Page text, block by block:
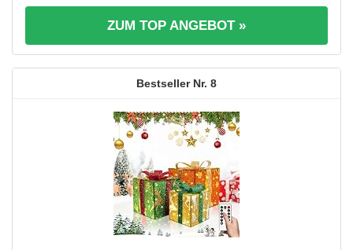
ZUM TOP ANGEBOT »
8